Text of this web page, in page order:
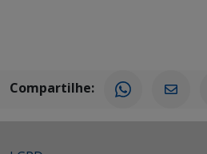
Compartilhe: